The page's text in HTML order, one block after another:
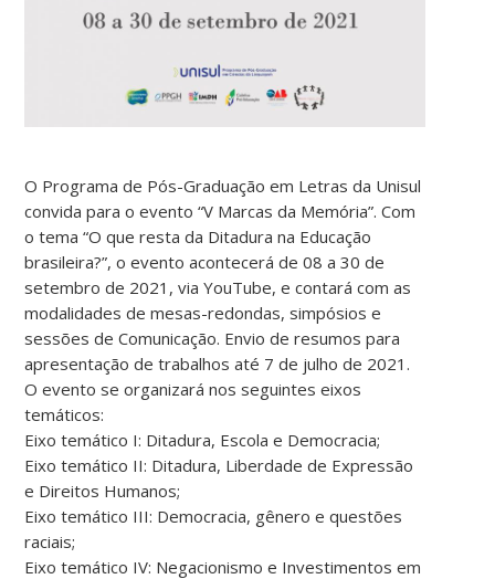
O Programa de Pós-Graduação em Letras da Unisul
convida para o evento “V Marcas da Memória”. Com
o tema “O que resta da Ditadura na Educação
brasileira?”, o evento acontecerá de 08 a 30 de
setembro de 2021, via YouTube, e contará com as
modalidades de mesas-redondas, simpósios e
sessões de Comunicação. Envio de resumos para
apresentação de trabalhos até 7 de julho de 2021.
O evento se organizará nos seguintes eixos
temáticos:
Eixo temático I: Ditadura, Escola e Democracia;
Eixo temático II: Ditadura, Liberdade de Expressão
e Direitos Humanos;
Eixo temático III: Democracia, gênero e questões
raciais;
Eixo temático IV: Negacionismo e Investimentos em